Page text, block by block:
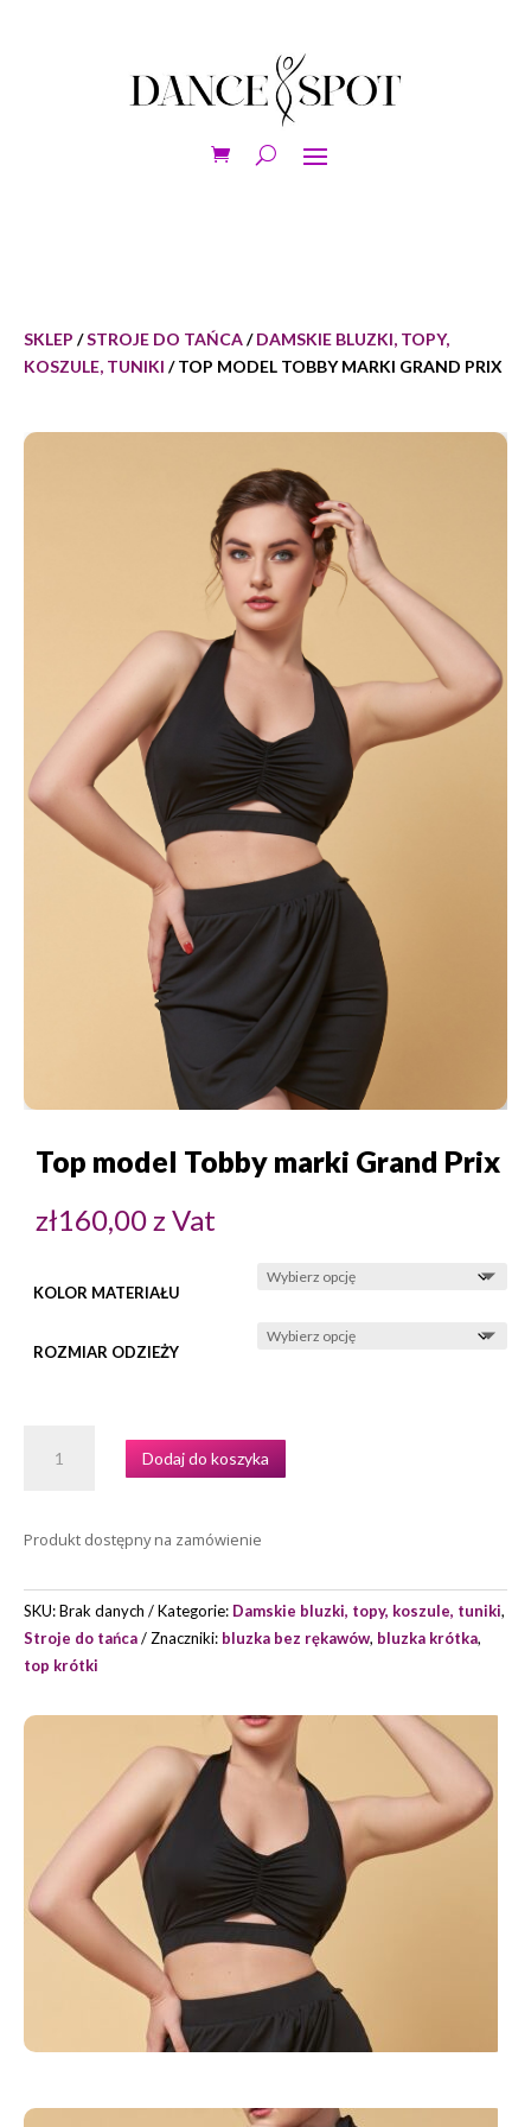
SKLEP /STROJE DO TAŃCA/DAMSKIE BLUZKI, TOPY,
KOSZULE, TUNIKI / TOP MODEL TOBBY MARKI GRAND PRIX
Top model Tobby marki Grand Prix
zł160,00z Vat
KOLOR MATERIAŁU
ROZMIAR ODZIEŻY
TOP
MARKI
PRIX
Dodaj do koszyka
Produkt dostępny na zamówienie
SKU:Brak danych Kategorie: Damskie bluzki, topy, koszule, tuniki,
Stroje do tańca
Znaczniki: bluzka bez rękawów, bluzka krótka,
top krótki